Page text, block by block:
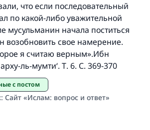
что если последовательный
по какой-либо уважительной
мусульманин начала поститься
возобновить свое намерение.
я считаю верным».Ибн
ль-мумти‘. Т. 6. С. 369-370
с постом
: Сайт «Ислам: вопрос и ответ»
сейчас!